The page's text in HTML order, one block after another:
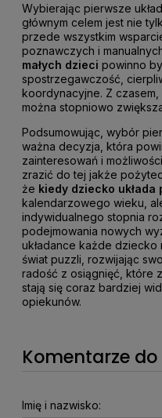
Wybierając pierwsze
głównym celem jest nie
przede wszystkim
poznawczych i
małych dzieci powinno
spostrzegawczość,
koordynacyjne. Z
można stopniowo
Podsumowując, wybór
ważna decyzja, która
zainteresowań i
zrazić do tej jakże
że kiedy dziecko układa
kalendarzowego wieku,
indywidualnego stopnia
podejmowania nowych
układance każde
świat puzzli, rozwijając
radość z osiągnięć, które
stają się coraz bardziej
opiekunów.
Komentarze
Imię i nazwisko: